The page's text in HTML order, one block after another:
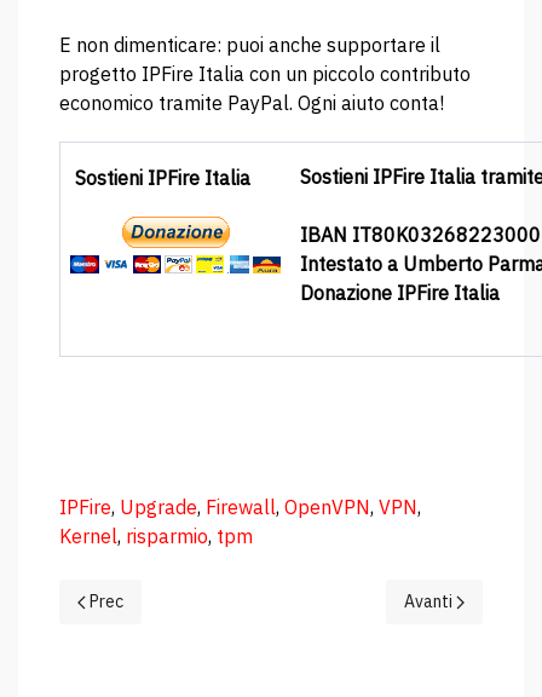
E non dimenticare: puoi anche supportare il
progetto IPFire Italia con un piccolo contributo
economico tramite PayPal. Ogni aiuto conta!
Sostieni IPFire Italia Sostieni IPFire Italia
IBAN
Intestato a Umberto
Donazione IPFire Italia
IPFire, Upgrade, Firewall, OpenVPN, VPN,
Kernel, risparmio, tpm
Articolo precedente: La Comunità Italiana di IPFire: Due
Prec Articolo
Avanti